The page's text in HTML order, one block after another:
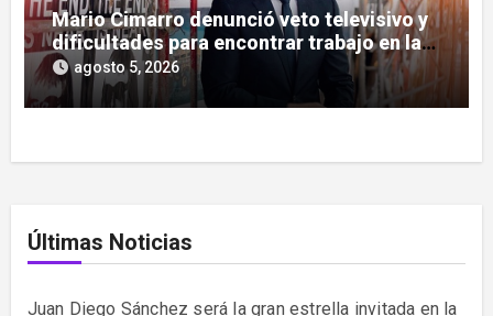
Mario Cimarro denunció veto televisivo y
dificultades para encontrar trabajo en la
actuación
agosto 5, 2026
Últimas Noticias
Juan Diego Sánchez será la gran estrella invitada en la